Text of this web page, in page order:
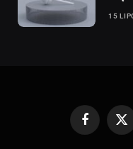
15
FacebookX